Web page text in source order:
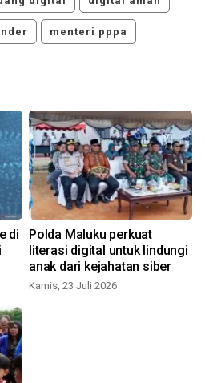
menteri pppa
di
Polda Maluku perkuat
literasi digital untuk lindungi
anak dari kejahatan siber
Kamis, 23 Juli 2026